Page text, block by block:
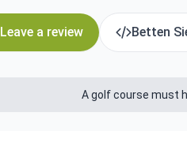
Leave a review Betten
A golf course must